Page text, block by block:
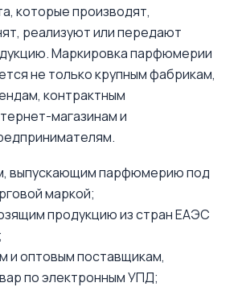
которые производят,
реализуют или передают
Маркировка парфюмерии
не только крупным фабрикам,
контрактным
магазинам и
выпускающим парфюмерию под
маркой;
продукцию из стран ЕАЭС
и оптовым поставщикам,
по электронным УПД;